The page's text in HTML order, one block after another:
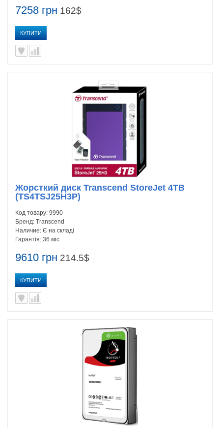
7258 грн 162$
КУПИТИ
9610 грн 214.5$
КУПИТИ
Жорсткий диск Transcend StoreJet 4TB
(TS4TSJ25H3P)
Код товару: 9990
Бренд: Transcend
Наличие: Є на складі
Гарантія: 36 міс